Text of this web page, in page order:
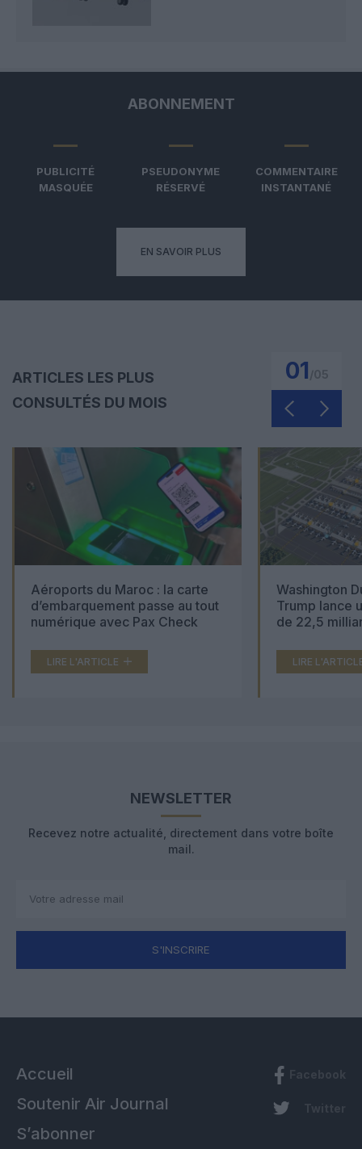
ABONNEMENT
PUBLICITÉ
MASQUÉE
PSEUDONYME
RÉSERVÉ
COMMENTAIRE
INSTANTANÉ
EN SAVOIR PLUS
ARTICLES LES PLUS
CONSULTÉS DU MOIS
01
Aéroports du Maroc : la carte
d’embarquement passe au tout
numérique avec Pax Check
LIRE L'ARTICLE
Washington
Trump lance
de 22,5
LIRE
NEWSLETTER
Recevez notre actualité, directement dans votre boîte
mail.
S'INSCRIRE
Accueil
Soutenir Air Journal
S’abonner